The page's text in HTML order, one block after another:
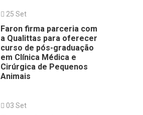
25 Set
Faron firma parceria com
a Qualittas para oferecer
curso de pós-graduação
em Clínica Médica e
Cirúrgica de Pequenos
Animais
03 Set